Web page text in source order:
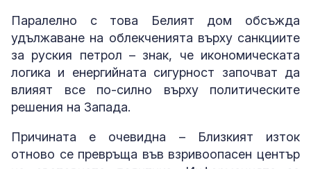
Паралелно с това Белият дом обсъжда
удължаване на облекченията върху санкциите
за руския петрол – знак, че икономическата
логика и енергийната сигурност започват да
влияят все по-силно върху политическите
решения на Запада.
Причината е очевидна – Близкият изток
отново се превръща във взривоопасен център